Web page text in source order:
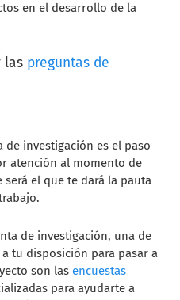
en el desarrollo de la
las preguntas de
de investigación es el paso
atención al momento de
el que te dará la pauta
de investigación, una de
tu disposición para pasar a
son las encuestas
para ayudarte a